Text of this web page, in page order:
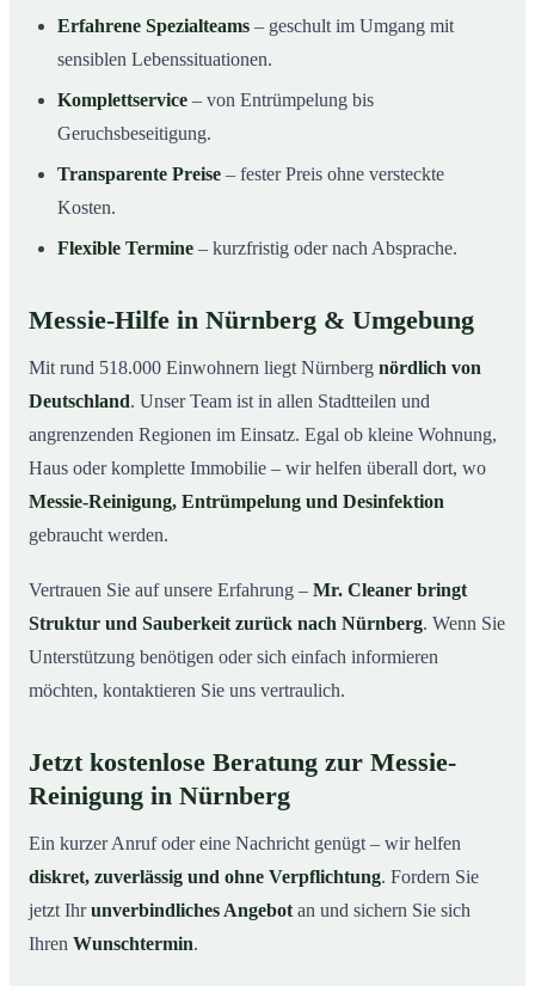
Erfahrene Spezialteams – geschult im Umgang mit
sensiblen Lebenssituationen.
Komplettservice – von Entrümpelung bis
Geruchsbeseitigung.
Transparente Preise – fester Preis ohne versteckte
Kosten.
Flexible Termine – kurzfristig oder nach Absprache.
Messie-Hilfe in Nürnberg & Umgebung
Mit rund 518.000 Einwohnern liegt Nürnberg nördlich von
Deutschland. Unser Team ist in allen Stadtteilen und
angrenzenden Regionen im Einsatz. Egal ob kleine Wohnung,
Haus oder komplette Immobilie – wir helfen überall dort, wo
Messie-Reinigung, Entrümpelung und Desinfektion
gebraucht werden.
Vertrauen Sie auf unsere Erfahrung – Mr. Cleaner bringt
Struktur und Sauberkeit zurück nach Nürnberg. Wenn Sie
Unterstützung benötigen oder sich einfach informieren
möchten, kontaktieren Sie uns vertraulich.
Jetzt kostenlose Beratung zur Messie-
Reinigung in Nürnberg
Ein kurzer Anruf oder eine Nachricht genügt – wir helfen
diskret, zuverlässig und ohne Verpflichtung. Fordern Sie
jetzt Ihrunverbindliches Angebot an und sichern Sie sich
Ihren Wunschtermin.